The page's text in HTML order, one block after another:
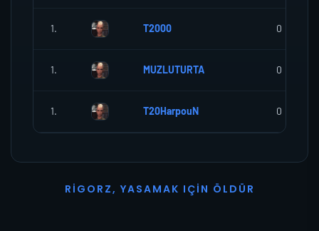
1. T2000 0
1. MUZLUTURTA 0
1. T20HarpouN 0
R I G O R Z, YASAMAK I ÇI N Ö L D Ü R